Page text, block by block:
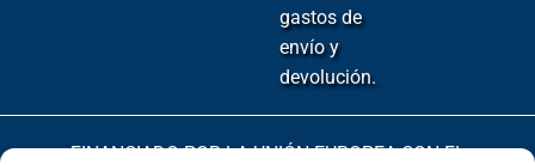
gastos de
envío y
devolución.
FINANCIADO POR LA UNIÓN EUROPEA CON EL